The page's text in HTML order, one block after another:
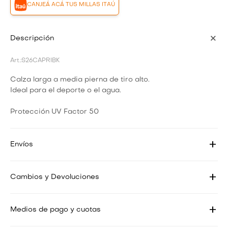
CANJEÁ ACÁ TUS MILLAS ITAÚ
Descripción
S26CAPRIBK
Calza larga a media pierna de tiro alto.
Ideal para el deporte o el agua.
Protección UV Factor 50
Envíos
Cambios y Devoluciones
Medios de pago y cuotas